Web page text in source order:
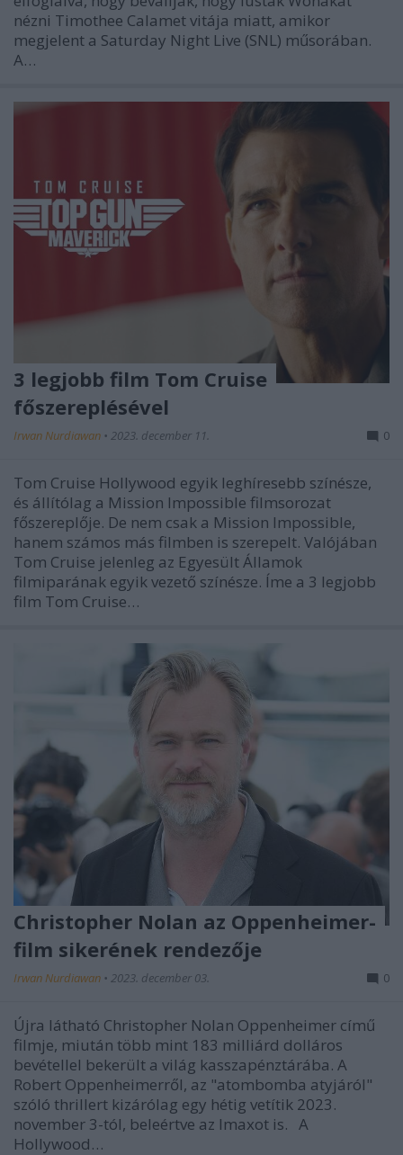
nézni Timothee Calamet vitája miatt, amikor
megjelent a Saturday Night Live (SNL) műsorában.
A…
3 legjobb film Tom Cruise
főszereplésével
Irwan Nurdiawan • 2023. december 11. 0
Tom Cruise Hollywood egyik leghíresebb színésze,
és állítólag a Mission Impossible filmsorozat
főszereplője. De nem csak a Mission Impossible,
hanem számos más filmben is szerepelt. Valójában
Tom Cruise jelenleg az Egyesült Államok
filmiparának egyik vezető színésze. Íme a 3 legjobb
film Tom Cruise…
Christopher Nolan az Oppenheimer-
film sikerének rendezője
Irwan Nurdiawan • 2023. december 03. 0
Újra látható Christopher Nolan Oppenheimer című
filmje, miután több mint 183 milliárd dolláros
bevétellel bekerült a világ kasszapénztárába. A
Robert Oppenheimerről, az "atombomba atyjáról"
szóló thrillert kizárólag egy hétig vetítik 2023.
november 3-tól, beleértve az Imaxot is. A
Hollywood…